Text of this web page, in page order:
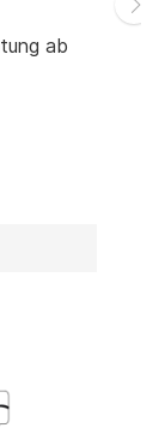
ab